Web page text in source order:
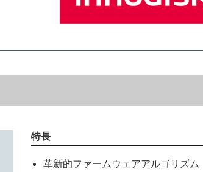
特長
革新的ファームウェアアルゴリズム